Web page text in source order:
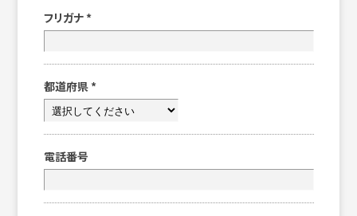
フリガナ *
都道府県 *
電話番号